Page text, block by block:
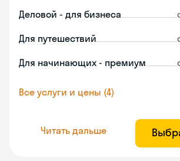
Деловой - для бизнеса
Для путешествий
Для начинающих - премиум
Все услуги и цены (4)
Читать дальше